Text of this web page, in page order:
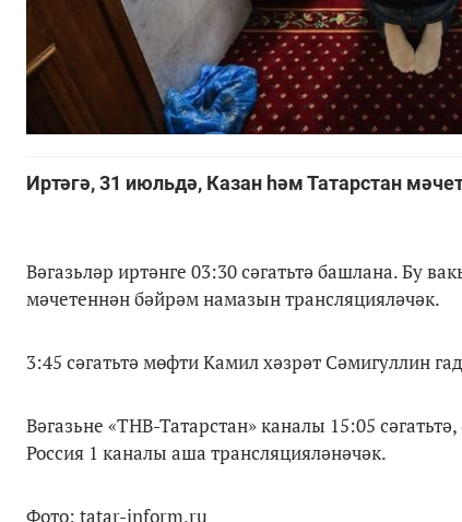
Иртәгә, 31 июльдә, Казан һәм Татарстан
Вәгазьләр иртәнге 03:30 сәгатьтә башлана. Бу
мәчетеннән бәйрәм намазын трансляцияләчәк.
3:45 сәгатьтә мөфти Камил хәзрәт Сәмигуллин
Вәгазьне «ТНВ-Татарстан» каналы 15:05
Россия 1 каналы аша трансляцияләнәчәк.
Фото: tatar-inform.ru